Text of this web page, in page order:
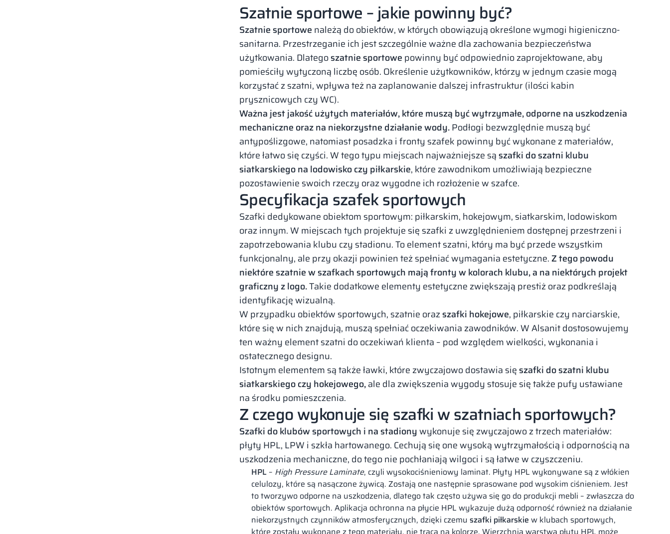
Szatnie sportowe – jakie powinny być?
Szatnie sportowe należą do obiektów, w których obowiązują określone wymogi higieniczno-
sanitarna. Przestrzeganie ich jest szczególnie ważne dla zachowania bezpieczeństwa
użytkowania. Dlategoszatnie sportowe powinny być odpowiednio zaprojektowane, aby
pomieściły wytyczoną liczbę osób. Określenie użytkowników, którzy w jednym czasie mogą
korzystać z szatni, wpływa też na zaplanowanie dalszej infrastruktur (ilości kabin
prysznicowych czy WC).
Ważna jest jakość użytych materiałów, które muszą być wytrzymałe, odporne na uszkodzenia
mechaniczne oraz na niekorzystne działanie wody.Podłogi bezwzględnie muszą być
antypoślizgowe, natomiast posadzka i fronty szafek powinny być wykonane z materiałów,
które łatwo się czyści. W tego typu miejscach najważniejsze są szafki do szatni klubu
siatkarskiego na lodowisko czy piłkarskie, które zawodnikom umożliwiają bezpieczne
pozostawienie swoich rzeczy oraz wygodne ich rozłożenie w szafce.
Specyfikacja szafek sportowych
Szafki dedykowane obiektom sportowym: piłkarskim, hokejowym, siatkarskim, lodowiskom
oraz innym. W miejscach tych projektuje się szafki z uwzględnieniem dostępnej przestrzeni i
zapotrzebowania klubu czy stadionu. To element szatni, który ma być przede wszystkim
funkcjonalny, ale przy okazji powinien też spełniać wymagania estetyczne. Z tego powodu
niektóre szatnie w szafkach sportowych mają fronty w kolorach klubu, a na niektórych projekt
graficzny z logo.Takie dodatkowe elementy estetyczne zwiększają prestiż oraz podkreślają
identyfikację wizualną.
W przypadku obiektów sportowych, szatnie orazszafki hokejowe, piłkarskie czy narciarskie,
które się w nich znajdują, muszą spełniać oczekiwania zawodników. W Alsanit dostosowujemy
ten ważny element szatni do oczekiwań klienta – pod względem wielkości, wykonania i
ostatecznego designu.
Istotnym elementem są także ławki, które zwyczajowo dostawia się szafki do szatni klubu
siatkarskiego czy hokejowego,ale dla zwiększenia wygody stosuje się także pufy ustawiane
na środku pomieszczenia.
Z czego wykonuje się szafki w szatniach sportowych?
Szafki do klubów sportowych i na stadionywykonuje się zwyczajowo z trzech materiałów:
płyty HPL, LPW i szkła hartowanego. Cechują się one wysoką wytrzymałością i odpornością na
uszkodzenia mechaniczne, do tego nie pochłaniają wilgoci i są łatwe w czyszczeniu.
HPL – High Pressure Laminate, czyli wysokociśnieniowy laminat. Płyty HPL wykonywane są z włókien
celulozy, które są nasączone żywicą. Zostają one następnie sprasowane pod wysokim ciśnieniem. Jest
to tworzywo odporne na uszkodzenia, dlatego tak często używa się go do produkcji mebli – zwłaszcza do
obiektów sportowych. Aplikacja ochronna na płycie HPL wykazuje dużą odporność również na działanie
niekorzystnych czynników atmosferycznych, dzięki czemu szafki piłkarskie w klubach sportowych,